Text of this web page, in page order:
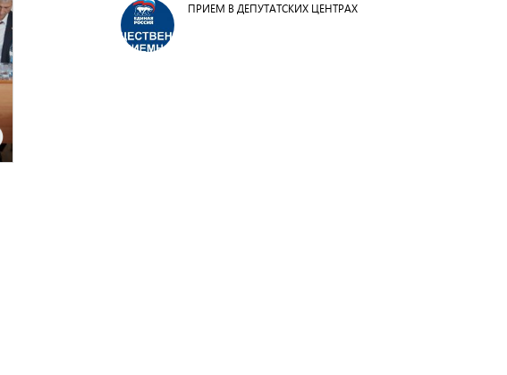
ПРИЕМ В ДЕПУТАТСКИХ ЦЕНТРАХ